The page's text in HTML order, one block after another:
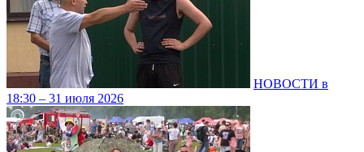
НОВОСТИ в
18:30 – 31 июля 2026